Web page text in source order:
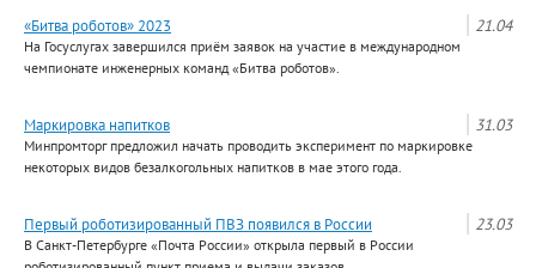
21.04
«Битва роботов» 2023
На Госуслугах завершился приём заявок на участие в международном
чемпионате инженерных команд «Битва роботов».
31.03
Маркировка напитков
Минпромторг предложил начать проводить эксперимент по маркировке
некоторых видов безалкогольных напитков в мае этого года.
23.03
Первый роботизированный ПВЗ появился в России
В Санкт-Петербурге «Почта России» открыла первый в России